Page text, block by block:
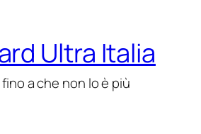
Ultra Italia
fino a che non lo è più